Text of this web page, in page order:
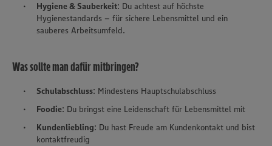
Hygiene & Sauberkeit: Du achtest auf höchste
Hygienestandards – für sichere Lebensmittel und ein
sauberes Arbeitsumfeld.
Was sollte man dafür mitbringen?
Schulabschluss: Mindestens Hauptschulabschluss
Foodie: Du bringst eine Leidenschaft für Lebensmittel mit
Kundenliebling: Du hast Freude am Kundenkontakt und bist
kontaktfreudig